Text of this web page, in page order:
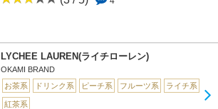
LYCHEE LAUREN(ライチローレン)
OKAMI BRAND
お茶系
ドリンク系 ピーチ系 フルーツ系 ライチ系
紅茶系